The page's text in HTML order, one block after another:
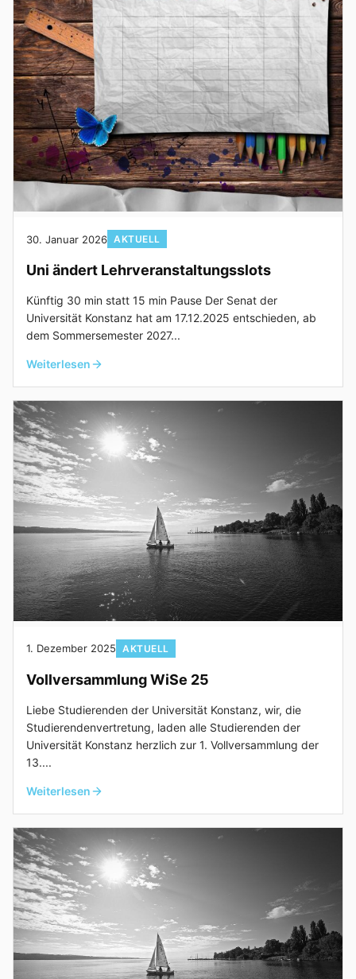
30. Januar 2026 AKTUELL
Uni ändert Lehrveranstaltungsslots
Künftig 30 min statt 15 min Pause Der Senat der
Universität Konstanz hat am 17.12.2025 entschieden, ab
dem Sommersemester 2027...
Weiterlesen
1. Dezember 2025 AKTUELL
Vollversammlung WiSe 25
Liebe Studierenden der Universität Konstanz, wir, die
Studierendenvertretung, laden alle Studierenden der
Universität Konstanz herzlich zur 1. Vollversammlung der
13....
Weiterlesen